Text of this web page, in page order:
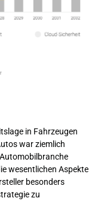
in Fahrzeugen
war ziemlich
wesentlichen Aspekte
besonders
zu